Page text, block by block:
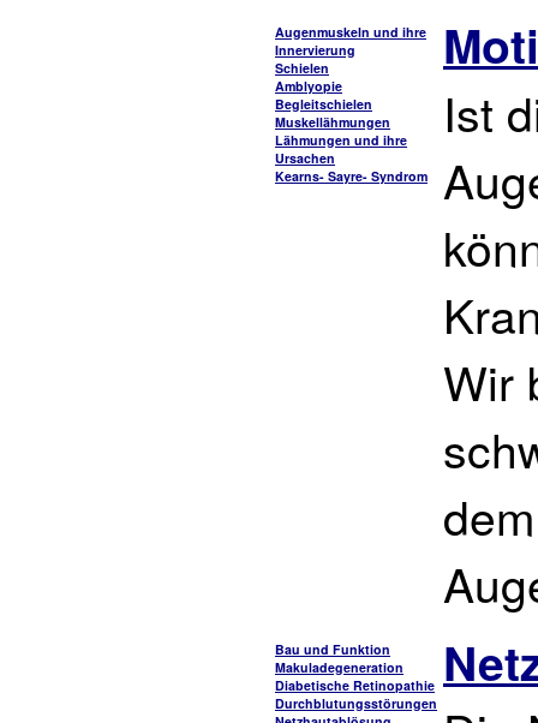
Augenmuskeln und ihre
Innervierung
Schielen
Amblyopie
Begleitschielen
Muskellähmungen
Lähmungen und ihre
Ursachen
Kearns- Sayre- Syndrom
Ist
Wir
Bau und Funktion
Makuladegeneration
Diabetische Retinopathie
Durchblutungsstörungen